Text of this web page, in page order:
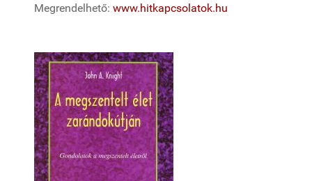
Megrendelhető: www.hitkapcsolatok.hu